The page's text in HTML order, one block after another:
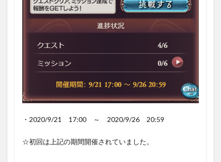
3層「揺
籃の
4層「逢
層」
年11
催時
挑戦
・2020/9/21 17:00 ～ 2020/9/26 20:59
☆初回は上記の期間開催されていました。